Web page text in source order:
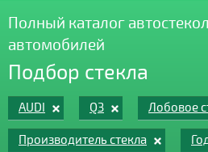
Полный каталог
автомобилей
Подбор стекла
AUDI Q3 Лобовое
Производитель стекла